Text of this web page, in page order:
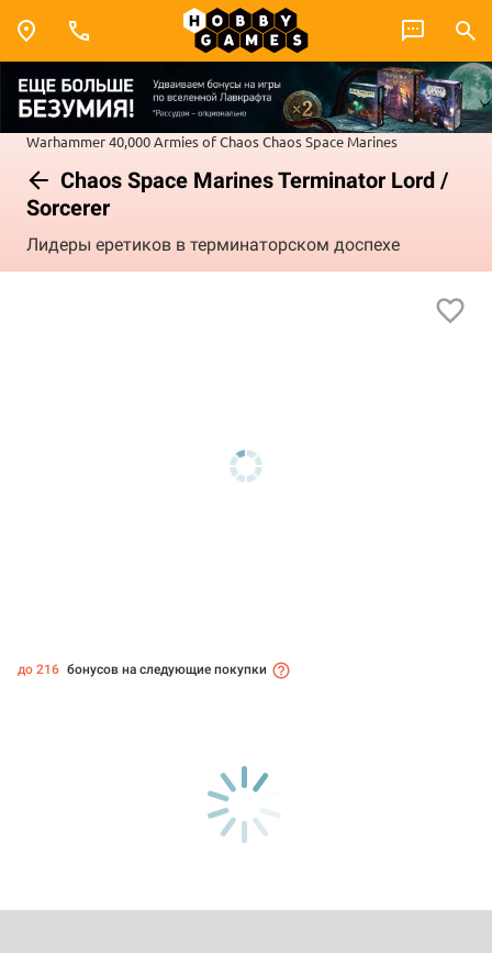
Warhammer 40,000Armies of ChaosChaos Space Marines
Chaos Space Marines Terminator Lord /
Sorcerer
Лидеры еретиков в терминаторском доспехе
до 216 бонусов на следующие покупки